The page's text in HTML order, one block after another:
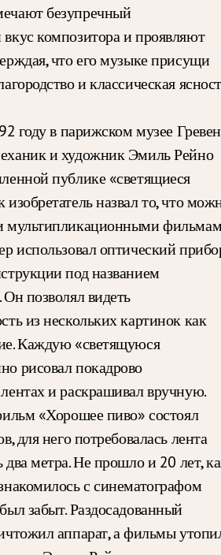
безупречный
композитора и проявляют
что его музыке присущи
и классическая
году в парижском музее Гревен
и художник Эмиль Рейно
публике «светящиеся
назвал то, что
мультипликационными
использовал оптический
под названием
позволял видеть
из нескольких картинок как
Каждую «светящуюся
рисовал покадрово
и раскрашивал вручную.
«Хорошее пиво» состоял
для него потребовалась лента
два метра. Не прошло и 20 лет,
с синематографом
забыт. Раздосадованный
аппарат, а фильмы